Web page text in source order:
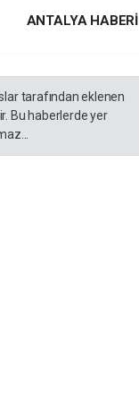
ANTALYA HABERİ
tarafından eklenen
Bu haberlerde yer